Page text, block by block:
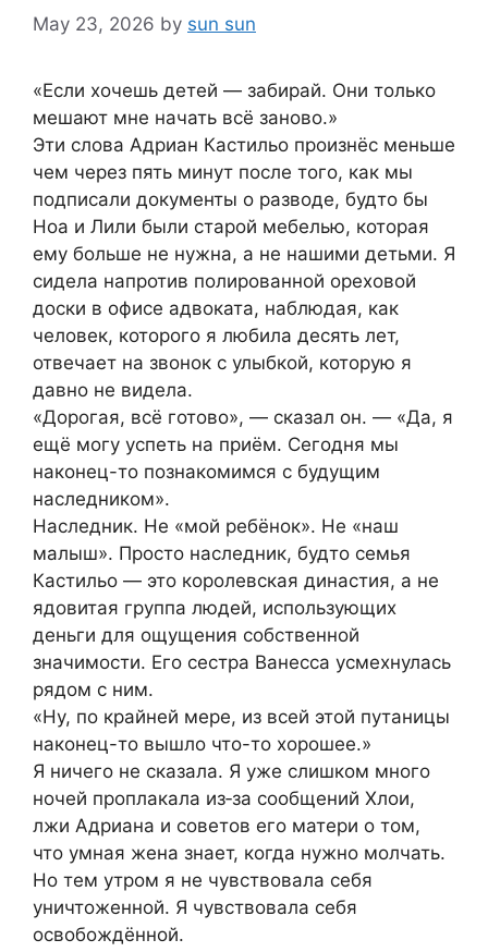
May 23, 2026 by sun sun
«Если хочешь детей — забирай. Они только
мешают мне начать всё заново.»
Эти слова Адриан Кастильо произнёс меньше
чем через пять минут после того, как мы
подписали документы о разводе, будто бы
Ноа и Лили были старой мебелью, которая
ему больше не нужна, а не нашими детьми. Я
сидела напротив полированной ореховой
доски в офисе адвоката, наблюдая, как
человек, которого я любила десять лет,
отвечает на звонок с улыбкой, которую я
давно не видела.
«Дорогая, всё готово», — сказал он. — «Да, я
ещё могу успеть на приём. Сегодня мы
наконец-то познакомимся с будущим
наследником».
Наследник. Не «мой ребёнок». Не «наш
малыш». Просто наследник, будто семья
Кастильо — это королевская династия, а не
ядовитая группа людей, использующих
деньги для ощущения собственной
значимости. Его сестра Ванесса усмехнулась
рядом с ним.
«Ну, по крайней мере, из всей этой путаницы
наконец-то вышло что-то хорошее.»
Я ничего не сказала. Я уже слишком много
ночей проплакала из‑за сообщений Хлои,
лжи Адриана и советов его матери о том,
что умная жена знает, когда нужно молчать.
Но тем утром я не чувствовала себя
уничтоженной. Я чувствовала себя
освобождённой.